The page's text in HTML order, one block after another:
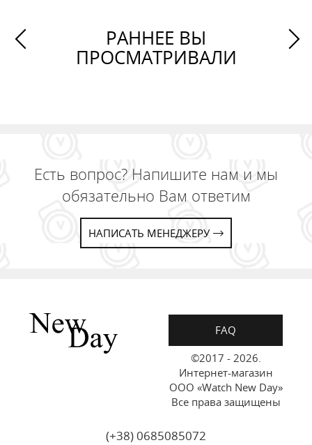
РАННЕЕ ВЫ
ПРОСМАТРИВАЛИ
Есть вопрос? Напишите нам и мы
обязательно Вам ответим
НАПИСАТЬ МЕНЕДЖЕРУ
FAQ
©2017 - 2026.
Интернет-магазин
ООО «Watch New Day»
Все права защищены
(+38) 0685085072